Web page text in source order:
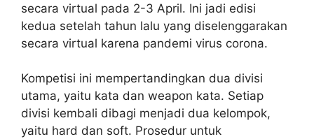
secara virtual pada 2-3 April. Ini jadi edisi
kedua setelah tahun lalu yang diselenggarakan
secara virtual karena pandemi virus corona.
Kompetisi ini mempertandingkan dua divisi
utama, yaitu kata dan weapon kata. Setiap
divisi kembali dibagi menjadi dua kelompok,
yaitu hard dan soft. Prosedur untuk